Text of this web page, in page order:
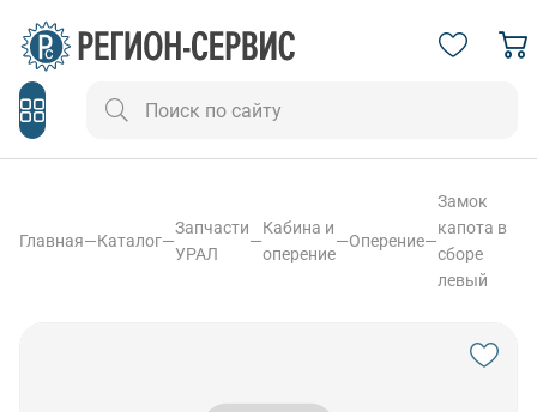
Главная—Каталог—
Запчасти
УРАЛ
—
Кабина и
оперение
—Оперение—
Замок
капота в
сборе
левый